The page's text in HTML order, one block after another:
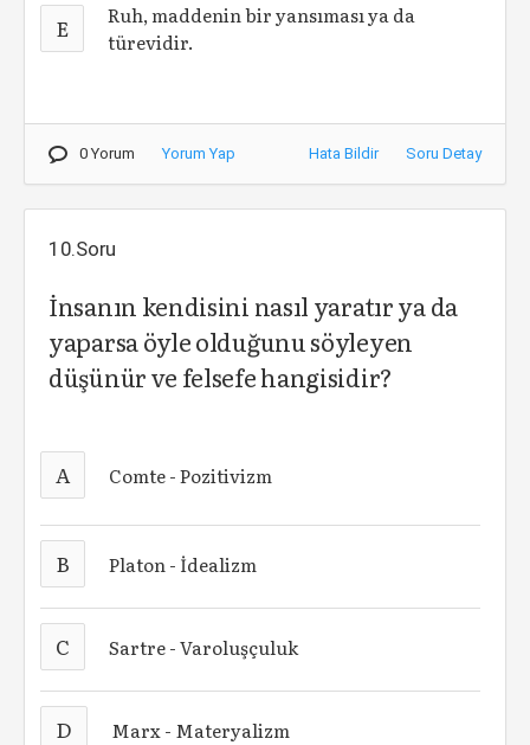
E
Ruh, maddenin bir yansıması ya da
türevidir.
0 Yorum Yorum Yap Hata Bildir Soru Detay
10.Soru
İnsanın kendisini nasıl yaratır ya da
yaparsa öyle olduğunu söyleyen
düşünür ve felsefe hangisidir?
A Comte - Pozitivizm
B Platon - İdealizm
C Sartre - Varoluşçuluk
D Marx - Materyalizm